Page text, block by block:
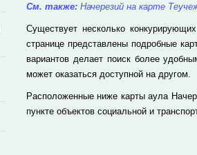
См. также: Начерезий на карте
Существует несколько
странице представлены подробные
вариантов делает поиск более
может оказаться доступной на другом.
Расположенные ниже карты аула
пункте объектов социальной и